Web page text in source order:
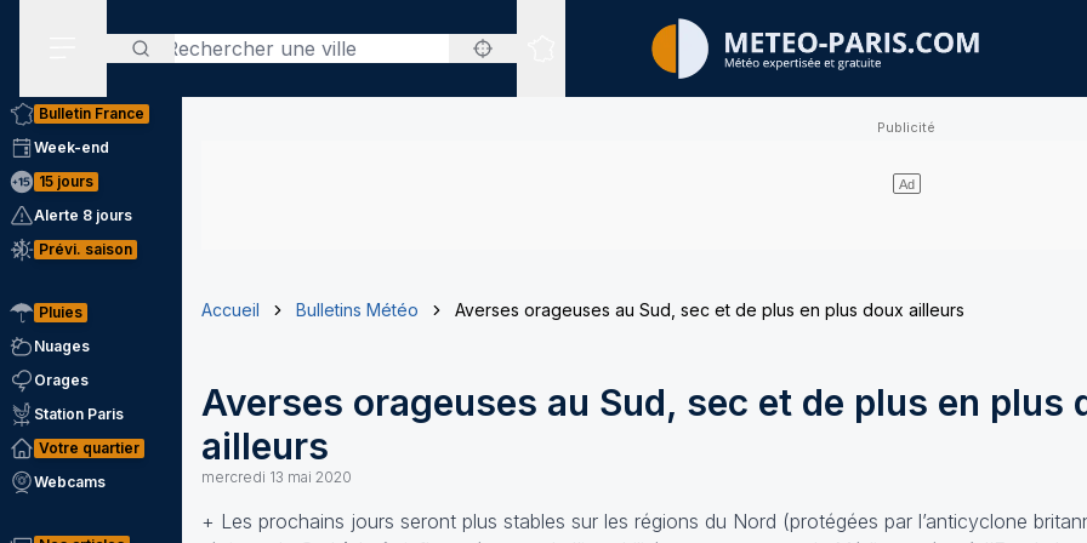
Rechercher
Sites expertisés
Bulletin France
Week-end
15 jours
Alerte 8 jours
Prévi. saison
Pluies
Nuages
Orages
Station Paris
Votre quartier
Webcams
Accueil Bulletins Météo Averses orageuses au Sud, sec et de plus en plus doux ailleurs
Averses orageuses au Sud, sec et de plus en plus
ailleurs
mercredi 13 mai 2020
+ Les prochains jours seront plus stables sur les régions du Nord (protégées par l’anticyclone